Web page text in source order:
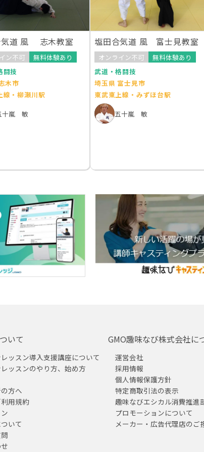
気道 風 志木教室
ン不可
無料体験あり
闘技
木市
線・柳瀬川駅
十嵐 敏
塩田合気道 風 富士見教室
オンライン不可
無料体験あり
武道・格闘技
埼玉県 富士見市
東武東上線・みずほ台駅
五十嵐 敏
いて
ッスン導入支援講座について
ッスンのやり方、始め方
方へ
用規約
いて
GMO趣味なび株式会社に
運営会社
採用情報
個人情報保護方針
特定商取引法の表示
趣味なびエシカル消費推進
プロモーションについて
メーカー・広告代理店のご